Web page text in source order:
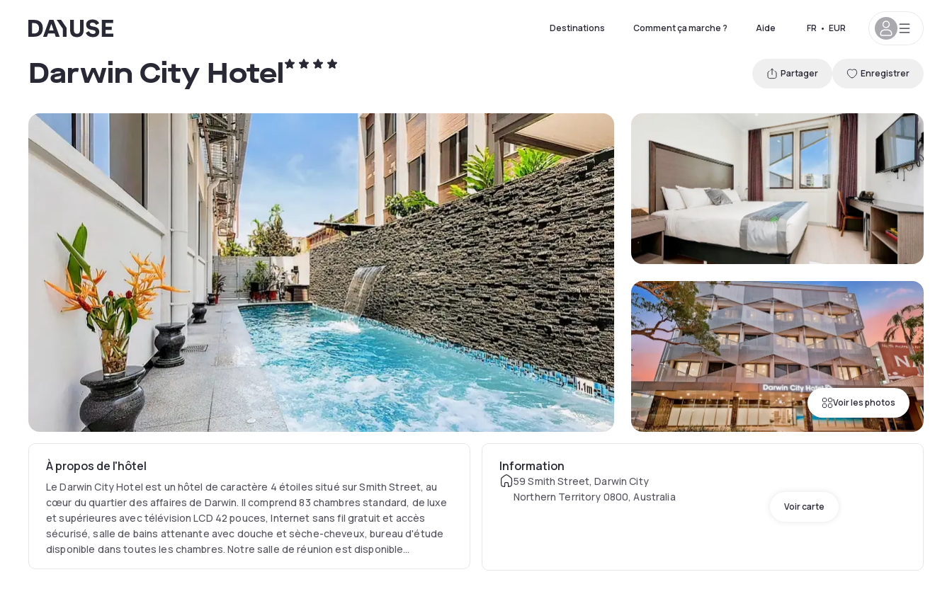
Dayuse Destinations Comment ça marche ? Aide FR • EUR
Voir les photos
Darwin City Hotel Partager Enregistrer
À propos de l'hôtel
Le Darwin City Hotel est un hôtel de caractère 4 étoiles situé sur Smith Street, au
cœur du quartier des affaires de Darwin. Il comprend 83 chambres standard, de luxe
et supérieures avec télévision LCD 42 pouces, Internet sans fil gratuit et accès
sécurisé, salle de bains attenante avec douche et sèche-cheveux, bureau d'étude
disponible dans toutes les chambres. Notre salle de réunion est disponible
Information
59 Smith Street, Darwin City
Northern Territory 0800, Australia
Voir carte